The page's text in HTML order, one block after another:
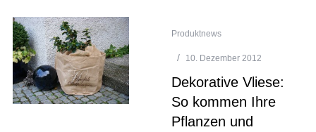
Produktnews
10. Dezember 2012
Dekorative Vliese:
So kommen Ihre
Pflanzen und